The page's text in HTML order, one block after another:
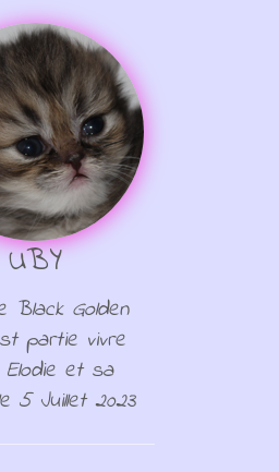
UBY
Black Golden
partie vivre
Elodie et sa
5 Juillet 2023